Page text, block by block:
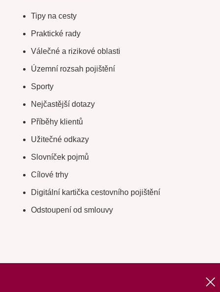
Tipy na cesty
Praktické rady
Válečné a rizikové oblasti
Územní rozsah pojištění
Sporty
Nejčastější dotazy
Příběhy klientů
Užitečné odkazy
Slovníček pojmů
Cílové trhy
Digitální kartička cestovního pojištění
Odstoupení od smlouvy